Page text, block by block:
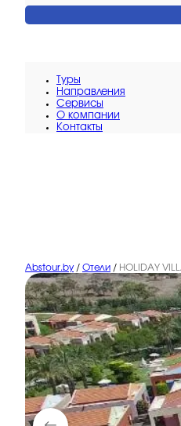
Туры
Направления
Сервисы
O компании
Контакты
Abstour.by / Отели / HOLIDAY